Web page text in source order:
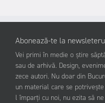
Abonează-te la
Vei primi în medie o știre
sau de arhivă. Design,
zece autori. Nu doar din
un material care se
l împarți cu noi, nu ezita să